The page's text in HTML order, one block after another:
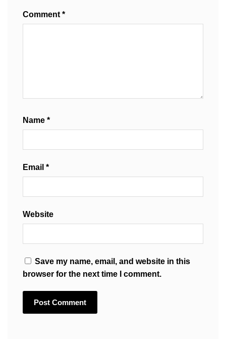
Comment *
Name *
Email *
Website
Save my name, email, and website in this
browser for the next time I comment.